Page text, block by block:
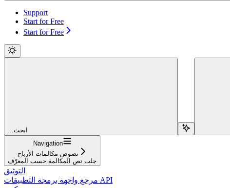
Support
Start for Free
Start for Free
...ابحث
Navigation
نصوص مكالمات الأرباح
جلب نص المكالمة حسب المعرّف
التوثيق
مرجع واجهة برمجة التطبيقات API